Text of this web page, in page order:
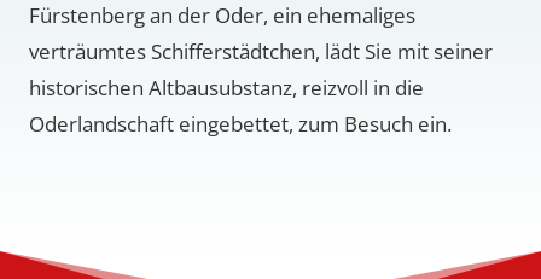
Fürstenberg an der Oder, ein ehemaliges
verträumtes Schifferstädtchen, lädt Sie mit seiner
historischen Altbausubstanz, reizvoll in die
Oderlandschaft eingebettet, zum Besuch ein.